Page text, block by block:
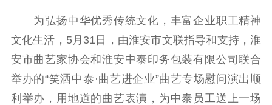
工作动态
理论武装
理论学习 宣传宣讲 研究阐释
为弘扬中华优秀传统文化，丰富企业职工精神
文化生活，5月31日，由淮安市文联指导和支持，淮
安市曲艺家协会和淮安中泰印务包装有限公司联合
举办的“笑洒中泰·曲艺进企业”曲艺专场慰问演出顺
利举办，用地道的曲艺表演，为中泰员工送上一场